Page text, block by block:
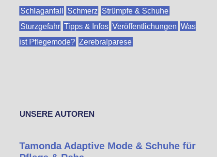
Schlaganfall
Schmerz Strümpfe & Schuhe
Sturzgefahr Tipps & Infos Veröffentlichungen Was
ist Pflegemode? Zerebralparese
UNSERE AUTOREN
Tamonda Adaptive Mode & Schuhe für